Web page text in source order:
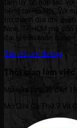
tâm uy tín hợp tác
tiếng tại Hà Nội. Với
trở thành địa chỉ
Ninh, TP.HCM mà
đại lý trên toàn quốc.
Bản đồ chỉ đường
Thời gian làm việc
Mở cửa từ 8:30 đến
Mở Cửa Cả Thứ 7 Và